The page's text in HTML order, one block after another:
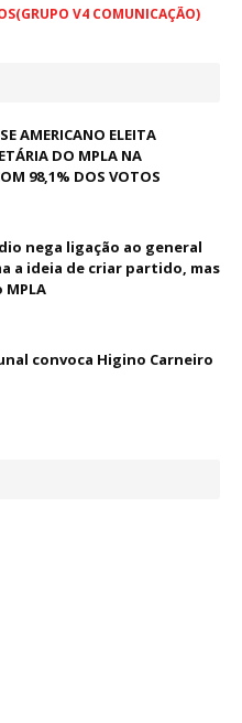
V4 COMUNICAÇÃO)
AMERICANO ELEITA
DO MPLA NA
98,1% DOS VOTOS
nega ligação ao general
a ideia de criar partido, mas
MPLA
convoca Higino Carneiro